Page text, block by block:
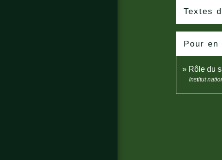
Textes
Pour
Rôle du
Institut